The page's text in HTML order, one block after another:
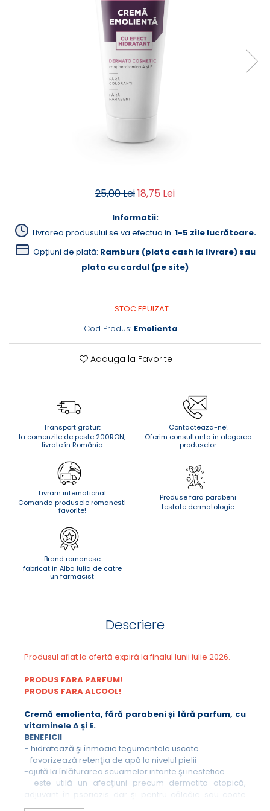
Produse pentru pete pigmentare
25,00 Lei18,75 Lei
Informatii:
Livrarea produsului se va efectua in 1-5 zile lucrătoare.
Opțiuni de plată: Ramburs (plata cash la livrare) sau
plata cu cardul (pe site)
STOC EPUIZAT
Cod Produs: Emolienta
Adauga la Favorite
Transport gratuit
la comenzile de peste 200RON,
livrate în România
Contacteaza-ne!
Oferim consultanta in alegerea
produselor
Livram international
Comanda produsele romanesti
favorite!
Produse fara parabeni
testate dermatologic
Brand romanesc
fabricat in Alba Iulia de catre
un farmacist
Descriere
Produsul aflat la ofertă expiră la finalul lunii iulie 2026.
PRODUS FARA PARFUM!
PRODUS FARA ALCOOL!
Cremă emolienta, fără parabeni și fără parfum, cu
vitaminele A și E.
BENEFICII
- hidratează şi înmoaie tegumentele uscate
- favorizează retenţia de apă la nivelul pielii
-ajută la înlăturarea scuamelor iritante şi inestetice
- este utilă un afecţiuni precum dermatita atopică,
adjuvant în psoriazis dar şi pentru călcâie sau coate
crăpate